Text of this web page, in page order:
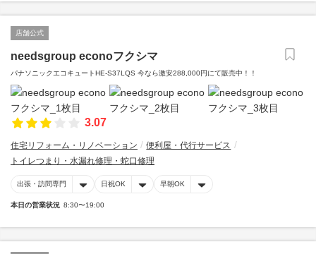
店舗公式
needsgroup econoフクシマ
パナソニックエコキュートHE-S37LQS 今なら激安288,000円にて販売中！！
3.07
住宅リフォーム・リノベーション
便利屋・代行サービス
トイレつまり・水漏れ修理・蛇口修理
出張・訪問専門 日祝OK 早朝OK
本日の営業状況 8:30〜19:00